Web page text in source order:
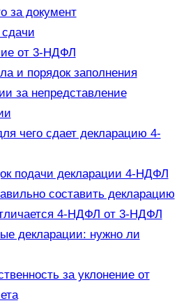
за документ
от 3-НДФЛ
и порядок заполнения
за непредставление
чего сдает декларацию 4-
подачи декларации 4-НДФЛ
составить декларацию
4-НДФЛ от 3-НДФЛ
декларации: нужно ли
за уклонение от